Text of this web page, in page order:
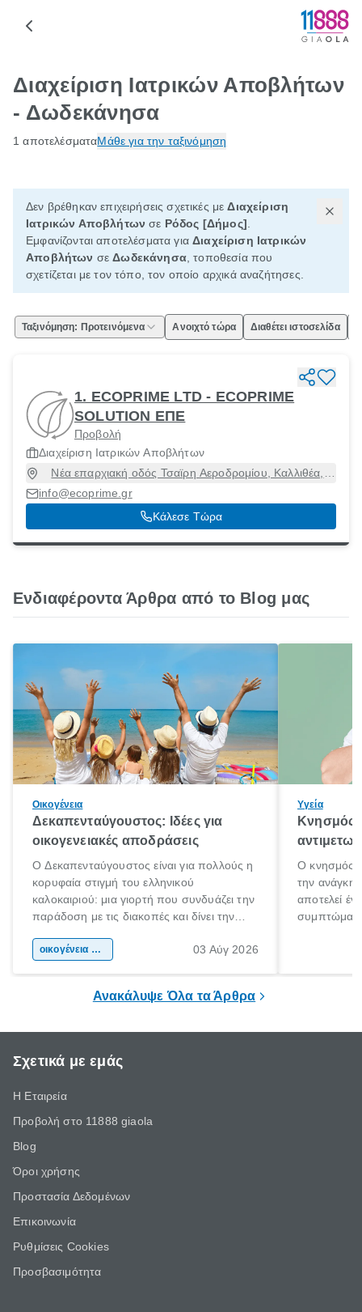
Διαχείριση Ιατρικών Αποβλήτων
- Δωδεκάνησα
1 αποτελέσματαΜάθε για την ταξινόμηση
Δεν βρέθηκαν επιχειρήσεις σχετικές μεΔιαχείριση
Ιατρικών Αποβλήτων σε Ρόδος [Δήμος]
Εμφανίζονται αποτελέσματα γιαΔιαχείριση Ιατρικών
Αποβλήτων σεΔωδεκάνησα, τοποθεσία που
σχετίζεται με τον τόπο, τον οποίο αρχικά αναζήτησες.
Ταξινόμηση: Προτεινόμενα Ανοιχτό τώρα Διαθέτει ιστοσελίδα
1. ECOPRIME LTD - ECOPRIME
SOLUTION ΕΠΕ
Προβολή
Διαχείριση Ιατρικών Αποβλήτων
Νέα επαρχιακή οδός Τσαϊρη Αεροδρομίου, Καλλιθέα,
info@ecoprime.gr
Κάλεσε Τώρα
Ενδιαφέροντα Άρθρα από το Blog μας
Οικογένεια
Δεκαπενταύγουστος: Ιδέες για
οικογενειακές αποδράσεις
Ο Δεκαπενταύγουστος είναι για πολλούς η
κορυφαία στιγμή του ελληνικού
καλοκαιριού: μια γιορτή που συνδυάζει την
παράδοση με τις διακοπές και δίνει την
χώρας. Είτε πρόκειται για λίγες μέρες
οικογένεια & παιδί 03 Αύγ 2026
Υγεία
Κνησμός:
Ο κνησμός
την ανάγκη
αποτελεί
Ανακάλυψε Όλα τα Άρθρα
Σχετικά με εμάς
Η Εταιρεία
Προβολή στο 11888 giaola
Blog
Όροι χρήσης
Προστασία Δεδομένων
Επικοινωνία
Ρυθμίσεις Cookies
Προσβασιμότητα